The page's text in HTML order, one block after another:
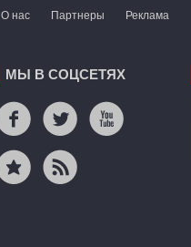
О нас Партнеры Реклама
МЫ В СОЦСЕТЯХ